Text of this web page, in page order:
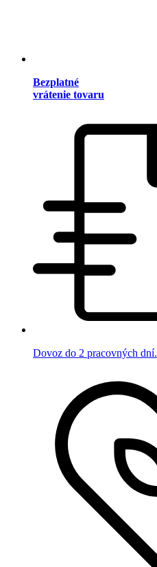
Bezplatné
vrátenie tovaru
Dovoz do 2 pracovných dní.